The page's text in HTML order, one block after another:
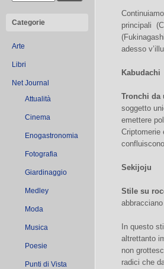
Categorie
Arte
Libri
Net Journal
Attualità
Cinema
Enogastronomia
Fotografia
Giardinaggio
Medley
Moda
Musica
Poesie
Punti di Vista
principali
adesso
Kabudachi
Tronchi da
soggetto
emettere
Criptomerie
Sekijoju
Stile su
In questo
altrettanto
non
radici che